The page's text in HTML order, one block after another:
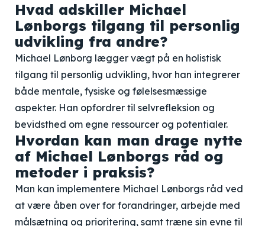
Hvad adskiller Michael
Lønborgs tilgang til personlig
udvikling fra andre?
Michael Lønborg lægger vægt på en holistisk
tilgang til personlig udvikling, hvor han integrerer
både mentale, fysiske og følelsesmæssige
aspekter. Han opfordrer til selvrefleksion og
bevidsthed om egne ressourcer og potentialer.
Hvordan kan man drage nytte
af Michael Lønborgs råd og
metoder i praksis?
Man kan implementere Michael Lønborgs råd ved
at være åben over for forandringer, arbejde med
målsætning og prioritering, samt træne sin evne til